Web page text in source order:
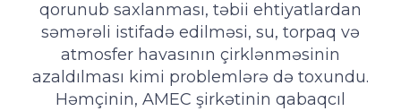
qorunub saxlanması, təbii ehtiyatlardan
səmərəli istifadə edilməsi, su, torpaq və
atmosfer havasının çirklənməsinin
azaldılması kimi problemlərə də toxundu.
Həmçinin, AMEC şirkətinin qabaqcıl